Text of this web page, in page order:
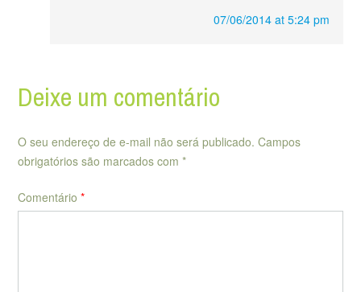
07/06/2014 at 5:24 pm
Deixe um comentário
O seu endereço de e-mail não será publicado. Campos
obrigatórios são marcados com *
Comentário *